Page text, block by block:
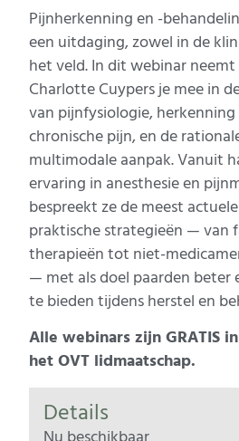
Pijnherkenning en -
een uitdaging, zowel in de
het veld. In dit webinar
Charlotte Cuypers je mee in
van pijnfysiologie,
chronische pijn, en de
multimodale aanpak. Vanuit
ervaring in anesthesie en
bespreekt ze de meest
praktische strategieën — van
therapieën tot niet-
— met als doel paarden beter
te bieden tijdens herstel en
Alle webinars zijn GRATIS
het OVT lidmaatschap.
Details